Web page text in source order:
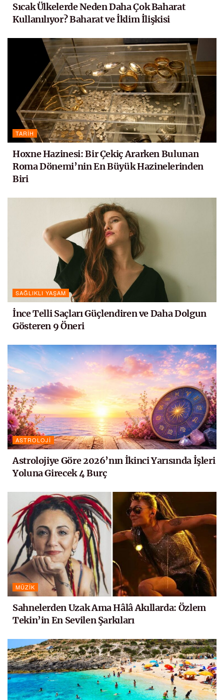
Sıcak Ülkelerde Neden Daha Çok Baharat
Kullanılıyor? Baharat ve İklim İlişkisi
TARIH
Hoxne Hazinesi: Bir Çekiç Ararken Bulunan
Roma Dönemi’nin En Büyük Hazinelerinden
Biri
SAĞLIKLI YAŞAM
İnce Telli Saçları Güçlendiren ve Daha Dolgun
Gösteren 9 Öneri
ASTROLOJI
Astrolojiye Göre 2026’nın İkinci Yarısında İşleri
Yoluna Girecek 4 Burç
MÜZIK
Sahnelerden Uzak Ama Hâlâ Akıllarda: Özlem
Tekin’in En Sevilen Şarkıları